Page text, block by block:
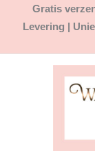
Gratis
Levering |